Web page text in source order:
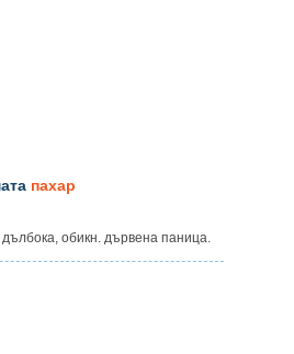
пахар
обикн. дървена паница.